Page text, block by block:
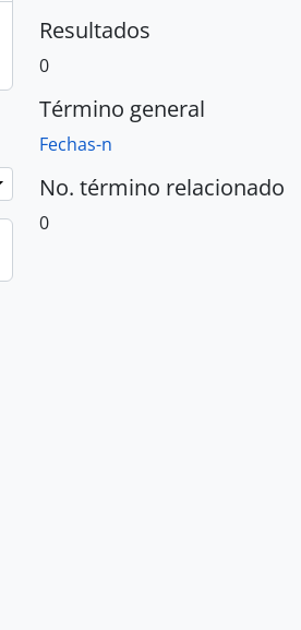
Resultados
0
Término general
Fechas-n
No. término relacionado
0